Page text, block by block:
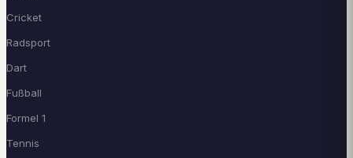
Cricket
Radsport
Dart
Fußball
Formel 1
Tennis